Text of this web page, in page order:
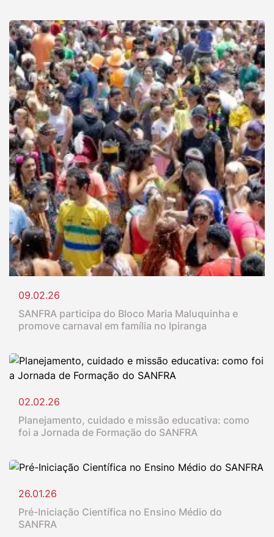
09.02.26
SANFRA participa do Bloco Maria Maluquinha e
promove carnaval em família no Ipiranga
02.02.26
Planejamento, cuidado e missão educativa: como
foi a Jornada de Formação do SANFRA
26.01.26
Pré-Iniciação Científica no Ensino Médio do
SANFRA